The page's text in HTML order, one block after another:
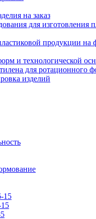
на заказ
для изготовления
продукции на
и технологической
для ротационного
изделий
15